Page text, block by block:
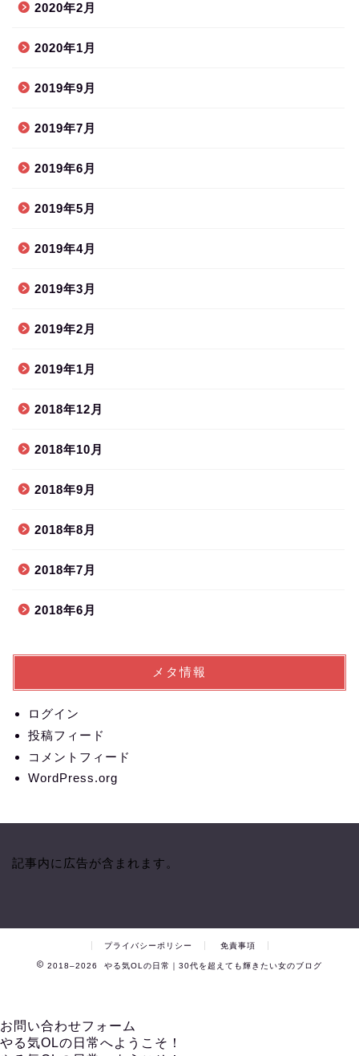
2020年2月
2020年1月
2019年9月
2019年7月
2019年6月
2019年5月
2019年4月
2019年3月
2019年2月
2019年1月
2018年12月
2018年10月
2018年9月
2018年8月
2018年7月
2018年6月
メタ情報
ログイン
投稿フィード
コメントフィード
WordPress.org
記事内に広告が含まれます。
プライバシーポリシー 免責事項
2018–2026 やる気OLの日常｜30代を超えても輝きたい女のブログ
お問い合わせフォーム
やる気OLの日常へようこそ！